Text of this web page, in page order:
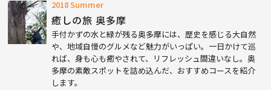
2018 Summer
癒しの旅 奥多摩
手付かずの水と緑が残る奥多摩には、歴史を感じる大自然
や、地域自慢のグルメなど魅力がいっぱい。一日かけて巡
れば、身も心も癒やされて、リフレッシュ間違いなし。奥
多摩の素敵スポットを詰め込んだ、おすすめコースを紹介
します。